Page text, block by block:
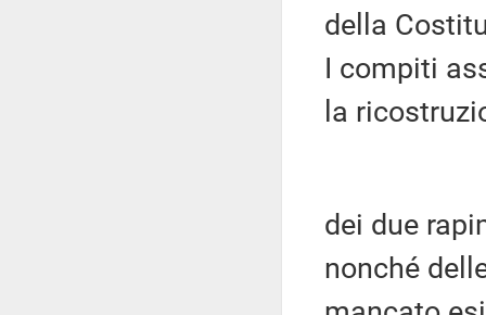
della
I compiti
la
dei due
nonché